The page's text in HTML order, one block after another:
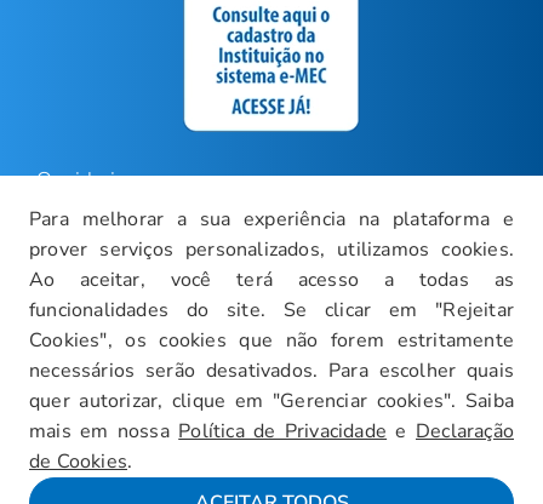
Para melhorar a sua experiência na plataforma e
prover serviços personalizados, utilizamos cookies.
Ao aceitar, você terá acesso a todas as
funcionalidades do site. Se clicar em "Rejeitar
Cookies", os cookies que não forem estritamente
necessários serão desativados. Para escolher quais
quer autorizar, clique em "Gerenciar cookies". Saiba
mais em nossa Política de Privacidade e Declaração
de Cookies.
Ouvidoria
Carreiras
Intranet
Política de Privacidade
Documentos Institucionais
Faça um Tour Virtual
Blog
Mapa do Site